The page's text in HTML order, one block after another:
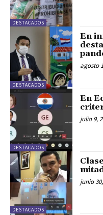
DESTACADOS
DESTACADOS
En
agosto
DESTACADOS
En
julio 9,
DESTACADOS
junio